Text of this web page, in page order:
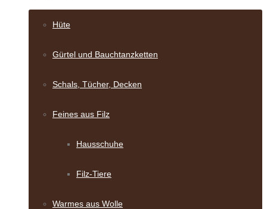
Hüte
Gürtel und Bauch­tanzketten
Schals, Tücher, Decken
Feines aus Filz
Hausschuhe
Filz-Tiere
Warmes aus Wolle